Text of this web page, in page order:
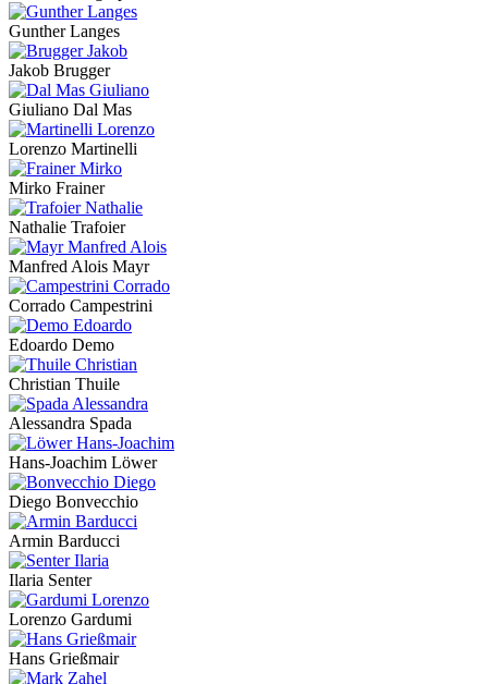
Gunther Langes
Jakob Brugger
Giuliano Dal Mas
Lorenzo Martinelli
Mirko Frainer
Nathalie Trafoier
Manfred Alois Mayr
Corrado Campestrini
Edoardo Demo
Christian Thuile
Alessandra Spada
Hans-Joachim Löwer
Diego Bonvecchio
Armin Barducci
Ilaria Senter
Lorenzo Gardumi
Hans Grießmair